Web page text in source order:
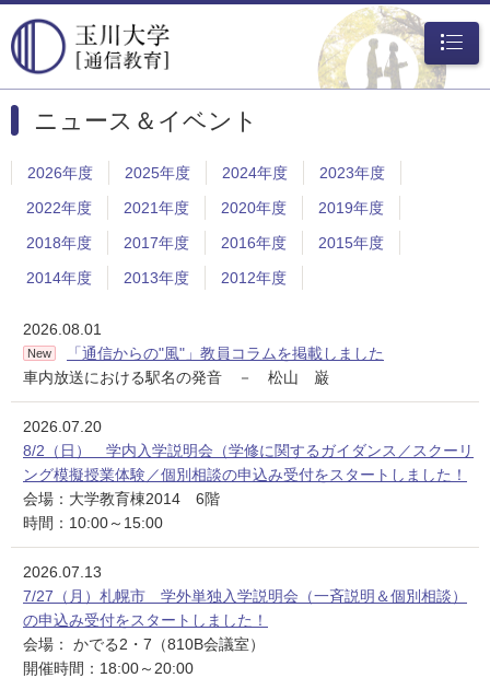
メニュ
ー
ニュース＆イベント
2026年度 2025年度 2024年度
2023年度
2022年度
2021年度 2020年度
2019年度
2018年度
2017年度 2016年度
2015年度
2014年度
2013年度 2012年度
2026.08.01
New
「通信からの"風"」教員コラムを掲載しました
車内放送における駅名の発音 － 松山 巌
2026.07.20
8/2（日） 学内入学説明会（学修に関するガイダンス／スクーリ
ング模擬授業体験／個別相談の申込み受付をスタートしました！
会場：大学教育棟2014 6階
時間：10:00～15:00
2026.07.13
7/27（月）札幌市 学外単独入学説明会（一斉説明＆個別相談）
の申込み受付をスタートしました！
会場： かでる2・7（810B会議室）
開催時間：18:00～20:00